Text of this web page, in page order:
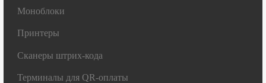
Моноблоки
Принтеры
Сканеры штрих-кода
Терминалы для QR-оплаты